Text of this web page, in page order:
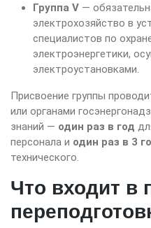
Группа V —
электрохозяйство в
специалистов по
электроэнергетики,
электроустановками.
Присвоение группы
или органами
знаний — один раз в год
персонала и один раз в 3
технического.
Что входит в